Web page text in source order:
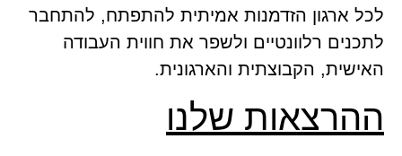
לכל ארגון הזדמנות אמיתית להתפתח, להתחבר
לתכנים רלוונטיים ולשפר את חווית העבודה
האישית, הקבוצתית והארגונית.
ההרצאות שלנו